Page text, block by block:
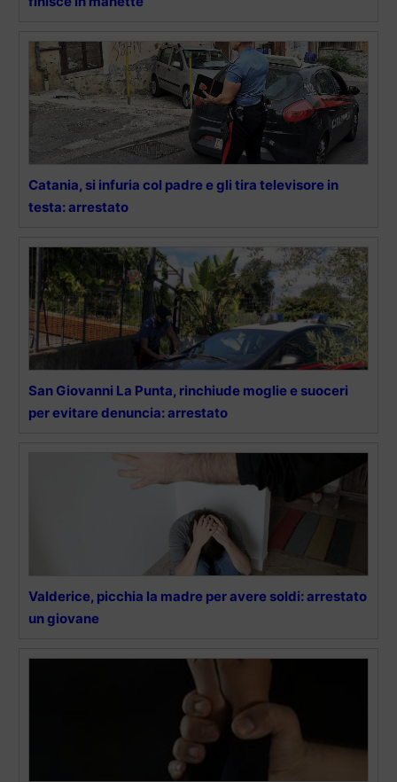
Catania, si infuria col padre e gli tira televisore in
testa: arrestato
San Giovanni La Punta, rinchiude moglie e suoceri
per evitare denuncia: arrestato
Valderice, picchia la madre per avere soldi: arrestato
un giovane